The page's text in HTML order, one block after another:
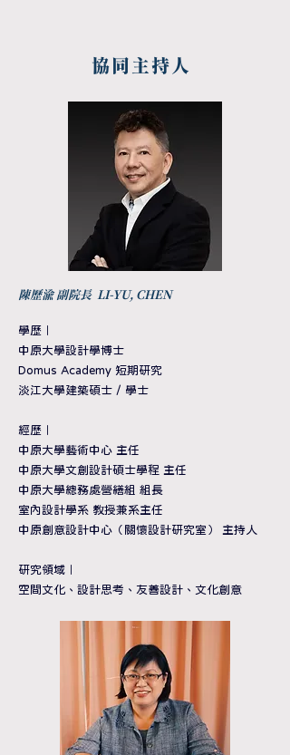
​協同主持人
​陳歷渝 副院長 LI-YU, CHEN
學歷 ｜
中原大學設計學博士
Domus Academy 短期研究
淡江大學建築碩士 / 學士
經歷 ｜
中原大學藝術中心 主任
中原大學文創設計碩士學程 主任
中原大學總務處營繕組 組長
室內設計學系 教授兼系主任
中原創意設計中心（關懷設計研究室） 主持人
研究領域 ｜
空間文化、設計思考、友善設計、文化創意